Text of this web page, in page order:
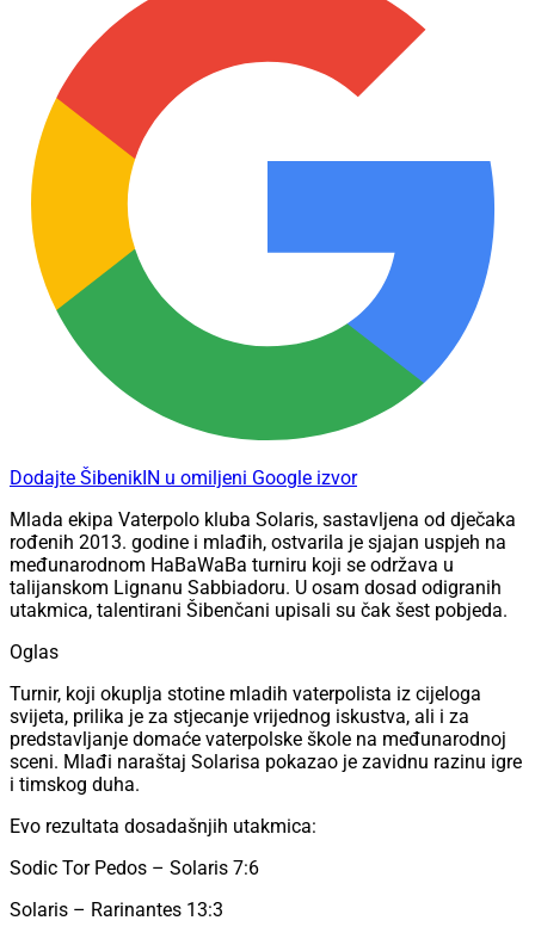
Dodajte ŠibenikIN u omiljeni Google izvor
Mlada ekipa Vaterpolo kluba Solaris, sastavljena od dječaka
rođenih 2013. godine i mlađih, ostvarila je sjajan uspjeh na
međunarodnom HaBaWaBa turniru koji se održava u
talijanskom Lignanu Sabbiadoru. U osam dosad odigranih
utakmica, talentirani Šibenčani upisali su čak šest pobjeda.
Oglas
Turnir, koji okuplja stotine mladih vaterpolista iz cijeloga
svijeta, prilika je za stjecanje vrijednog iskustva, ali i za
predstavljanje domaće vaterpolske škole na međunarodnoj
sceni. Mlađi naraštaj Solarisa pokazao je zavidnu razinu igre
i timskog duha.
Evo rezultata dosadašnjih utakmica:
Sodic Tor Pedos – Solaris 7:6
Solaris – Rarinantes 13:3